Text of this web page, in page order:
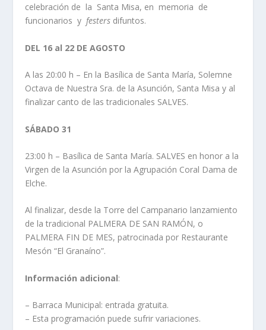
celebración de la Santa Misa, en memoria de
funcionarios yfesters difuntos.
DEL 16 al 22 DE AGOSTO
A las 20:00 h – En la Basílica de Santa María, Solemne
Octava de Nuestra Sra. de la Asunción, Santa Misa y al
finalizar canto de las tradicionales SALVES.
SÁBADO 31
23:00 h – Basílica de Santa María. SALVES en honor a la
Virgen de la Asunción por la Agrupación Coral Dama de
Elche.
Al finalizar, desde la Torre del Campanario lanzamiento
de la tradicional PALMERA DE SAN RAMÓN, o
PALMERA FIN DE MES, patrocinada por Restaurante
Mesón “El Granaíno”.
Información adicional:
– Barraca Municipal: entrada gratuita.
– Esta programación puede sufrir variaciones.